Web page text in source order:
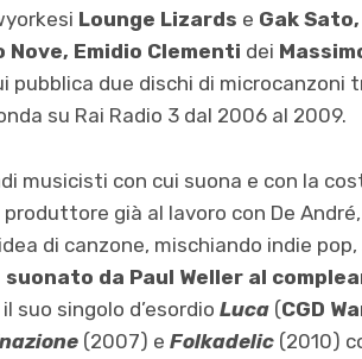
Lounge Lizards e Gak Sato,
Nove, Emidio Clementi dei
pubblica due dischi di microcanzoni
su Rai Radio 3 dal 2006 al 2009.
musicisti con cui suona e con la
già al lavoro con De
di canzone, mischiando indie
suonato da Paul Weller al
suo singolo d’esordio Luca (CGD
(2007) e Folkadelic (2010)